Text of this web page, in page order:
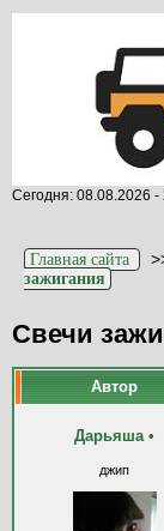
Сегодня: 08.08.2026 -
Главная сайта
зажигания
Свечи
Автор
Дарьяша •
джип